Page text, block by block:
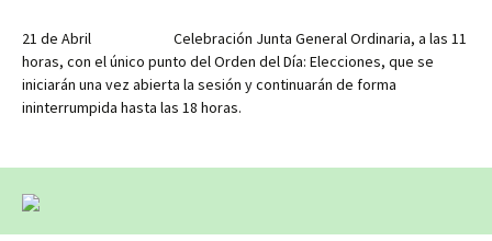
21 de Abril Celebración Junta General Ordinaria, a las 11
horas, con el único punto del Orden del Día: Elecciones, que se
iniciarán una vez abierta la sesión y continuarán de forma
ininterrumpida hasta las 18 horas.